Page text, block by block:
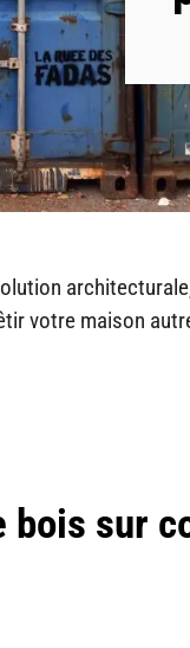
votre maison
bois sur